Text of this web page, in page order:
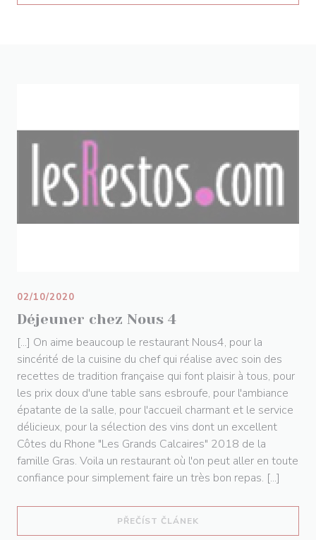
Déjeuner chez Nous 4
02/10/2020
[...] On aime beaucoup le restaurant Nous4, pour la
sincérité de la cuisine du chef qui réalise avec soin des
recettes de tradition française qui font plaisir à tous, pour
les prix doux d'une table sans esbroufe, pour l'ambiance
épatante de la salle, pour l'accueil charmant et le service
délicieux, pour la sélection des vins dont un excellent
Côtes du Rhone "Les Grands Calcaires" 2018 de la
famille Gras. Voila un restaurant où l'on peut aller en toute
confiance pour simplement faire un très bon repas. [...]
PŘEČÍST ČLÁNEK((OTEVŘE SE V NOVÉM